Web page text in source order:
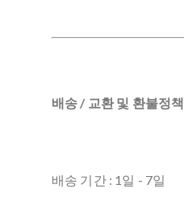
배송 / 교환 및 환불정책
배송 기간 : 1일 - 7일